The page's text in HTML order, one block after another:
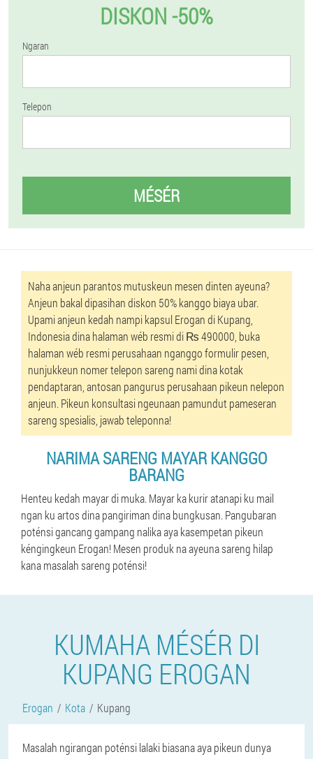
DISKON -50%
Ngaran
Telepon
MÉSÉR
Naha anjeun parantos mutuskeun mesen dinten ayeuna?
Anjeun bakal dipasihan diskon 50% kanggo biaya ubar.
Upami anjeun kedah nampi kapsul Erogan di Kupang,
Indonesia dina halaman wéb resmi di ₨ 490000, buka
halaman wéb resmi perusahaan nganggo formulir pesen,
nunjukkeun nomer telepon sareng nami dina kotak
pendaptaran, antosan pangurus perusahaan pikeun nelepon
anjeun. Pikeun konsultasi ngeunaan pamundut pameseran
sareng spesialis, jawab teleponna!
NARIMA SARENG MAYAR KANGGO
BARANG
Henteu kedah mayar di muka. Mayar ka kurir atanapi ku mail
ngan ku artos dina pangiriman dina bungkusan. Pangubaran
poténsi gancang gampang nalika aya kasempetan pikeun
kéngingkeun Erogan! Mesen produk na ayeuna sareng hilap
kana masalah sareng poténsi!
KUMAHA MÉSÉR DI
KUPANG EROGAN
Erogan Kota Kupang
Masalah ngirangan poténsi lalaki biasana aya pikeun dunya